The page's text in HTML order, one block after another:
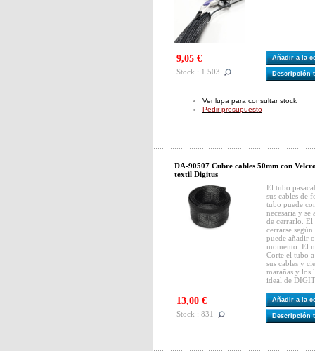
9,05 €
Stock : 1.503
Añadir a la
Descripción
Ver lupa para consultar stock
Pedir presupuesto
DA-90507 Cubre cables 50mm con
textil Digitus
El tubo
sus cables de
tubo puede
necesaria y se
de cerrarlo. El
cerrarse
puede añadir
momento. El
Corte el tubo
sus cables y
marañas y los
ideal de
13,00 €
Stock : 831
Añadir a la
Descripción